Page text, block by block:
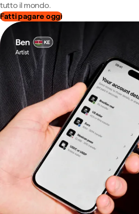
tutto il mondo.
Fatti pagare oggi